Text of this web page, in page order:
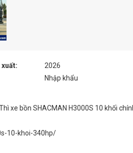
xuất:
2026
Nhập khẩu
xe bồn SHACMAN H3000S 10 khối
10-khoi-340hp/